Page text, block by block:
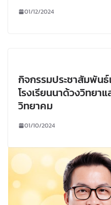
01/12/2024
กิจกรรมประชาสัมพัน
โรงเรียนนาด้วงวิทยาแ
วิทยาคม
01/10/2024